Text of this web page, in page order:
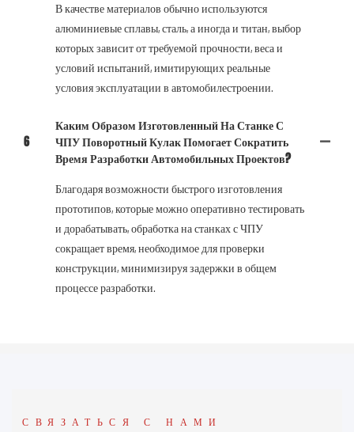
В качестве материалов обычно используются
алюминиевые сплавы, сталь, а иногда и титан, выбор
которых зависит от требуемой прочности, веса и
условий испытаний, имитирующих реальные
условия эксплуатации в автомобилестроении.
6
Каким Образом Изготовленный На Станке С
ЧПУ Поворотный Кулак Помогает Сократить
Время Разработки Автомобильных Проектов?
Благодаря возможности быстрого изготовления
прототипов, которые можно оперативно тестировать
и дорабатывать, обработка на станках с ЧПУ
сокращает время, необходимое для проверки
конструкции, минимизируя задержки в общем
процессе разработки.
СВЯЗАТЬСЯ С НАМИ